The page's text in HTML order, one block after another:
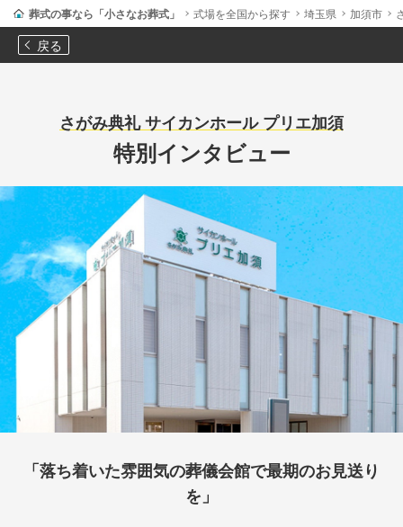
葬式の事なら「小さなお葬式」 式場を全国から探す 埼玉県 加須市
戻る
さがみ典礼 サイカンホール プリエ加須
特別インタビュー
「落ち着いた雰囲気の葬儀会館で最期のお見送り
を」